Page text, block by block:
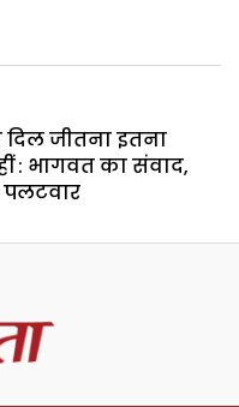
जीतना इतना
: भागवत का संवाद,